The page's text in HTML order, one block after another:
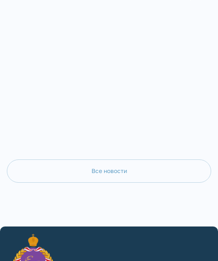
Все новости